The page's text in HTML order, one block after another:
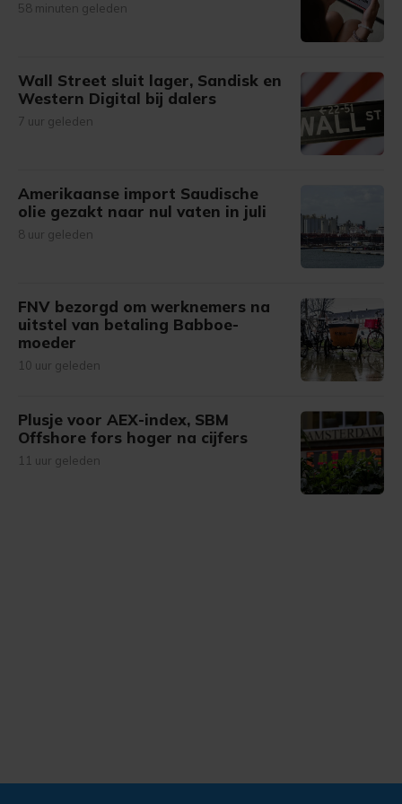
58 minuten geleden
Wall Street sluit lager, Sandisk en
Western Digital bij dalers
7 uur geleden
Amerikaanse import Saudische
olie gezakt naar nul vaten in juli
8 uur geleden
FNV bezorgd om werknemers na
uitstel van betaling Babboe-
moeder
10 uur geleden
Plusje voor AEX-index, SBM
Offshore fors hoger na cijfers
11 uur geleden